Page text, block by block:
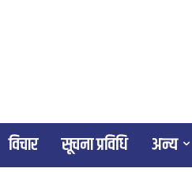
विचार सूचना प्रविधि अन्य